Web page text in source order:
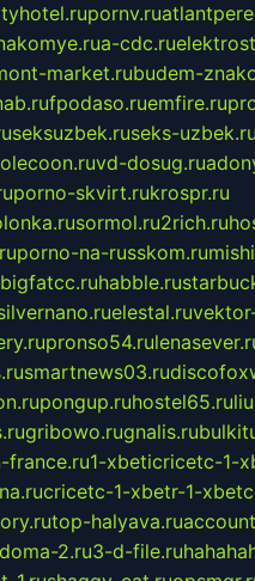
pornv.ru
a-cdc.ru
market.rubudem-
fpodaso.ruemfire.ru
seksuzbek.ruseks-uzbek.ru
olecoon.ruvd-dosug.ru
porno-skvirt.rukrospr.ru
sormol.ru2rich.ru
porno-na-russkom.ru
bigfatcc.ruhabble.ru
elestal.ru
pronso54.ru
smartnews03.ru
pongup.ruhostel65.ru
gribowo.rugnalis.ru
france.ru1-xbeticricetc-1-
cricetc-1-xbetr-1-
top-halyava.ru
2.ru3-d-file.ru